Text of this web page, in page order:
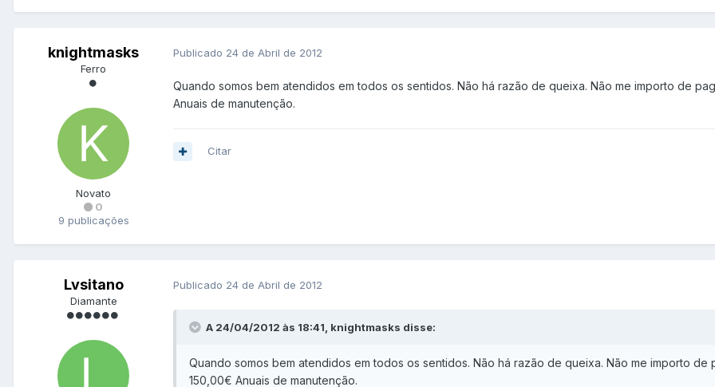
knightmasks
Ferro
Novato
0
9 publicações
Publicado 24 de Abril de 2012
Quando somos bem atendidos em todos os sentidos. Não há razão de queixa. Não me importo de
Anuais de manutenção.
Citar
Lvsitano
Diamante
Publicado 24 de Abril de 2012
A 24/04/2012 às 18:41, knightmasks disse:
Quando somos bem atendidos em todos os sentidos. Não há razão de queixa. Não me importo de
150,00€ Anuais de manutenção.